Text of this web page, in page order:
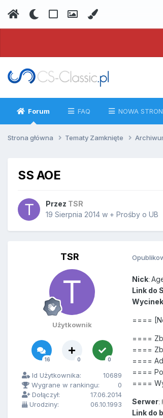
Forum FAQ NOWA
Strona główna Tematy Zamknięte
SS AOE
Przez TSR
19 Sierpnia 2014 w + Prośby o UB
TSR
Użytkownik
16 0 0
Id Użytkownika:
10689
Wygrane w rankingu:
0
Dołączył:
17.06.2014
Urodziny:
06.10.1993
Nick:
Link do
====
====
====
====
====
====
Serwer:
Link do